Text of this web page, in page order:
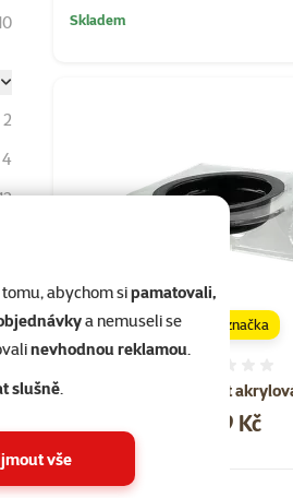
abychom sipamatovali,
a nemuseli se
nevhodnou reklamou.
slušně.
vše
2
4
3
Skladem
Krmítko Repti Planet
Cena
149 Kč
značka